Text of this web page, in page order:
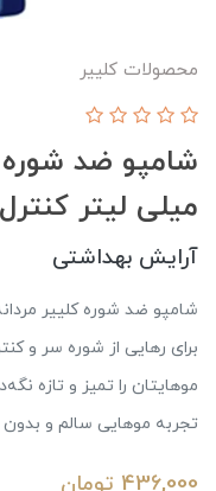
محصولات کلییر
میلی لیتر
آرایش بهداشتی
برای رهایی از شوره‌ سر و
موهایتان را تمیز و تازه
تجربه موهایی سالم و بدون
436,000 تومان